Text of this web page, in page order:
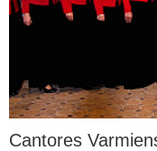
Cantores